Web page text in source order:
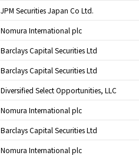
JPM Securities Japan Co Ltd.
Nomura International plc
Barclays Capital Securities Ltd
Barclays Capital Securities Ltd
Diversified Select Opportunities, LLC
Nomura International plc
Barclays Capital Securities Ltd
Nomura International plc